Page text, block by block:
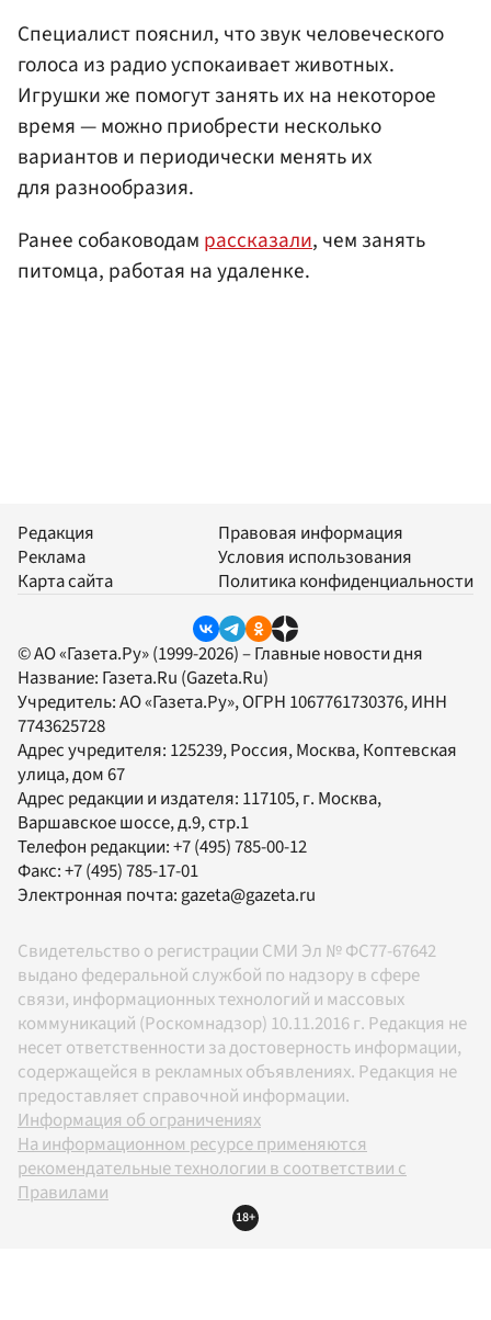
Специалист пояснил, что звук человеческого
голоса из радио успокаивает животных.
Игрушки же помогут занять их на некоторое
время — можно приобрести несколько
вариантов и периодически менять их
для разнообразия.
Ранее собаководам рассказали, чем занять
питомца, работая на удаленке.
Редакция
Реклама
Карта сайта
Правовая информация
Условия использования
Политика конфиденциальности
© АО «Газета.Ру» (1999-2026) – Главные новости дня
Название: Газета.Ru (Gazeta.Ru)
Учредитель:АО «Газета.Ру», ОГРН 1067761730376, ИНН
7743625728
Адрес учредителя: 125239, Россия, Москва, Коптевская
улица, дом 67
Адрес редакции и издателя: 117105, г. Москва,
Варшавское шоссе, д.9, стр.1
Телефон редакции:+7 (495) 785-00-12
Факс:+7 (495) 785-17-01
Электронная почта:gazeta@gazeta.ru
Свидетельство о регистрации СМИ Эл № ФС77-67642
выдано федеральной службой по надзору в сфере
связи, информационных технологий и массовых
коммуникаций (Роскомнадзор) 10.11.2016 г. Редакция не
несет ответственности за достоверность информации,
содержащейся в рекламных объявлениях. Редакция не
предоставляет справочной информации.
Информация об ограничениях
На информационном ресурсе применяются
рекомендательные технологии в соответствии с
Правилами
18+